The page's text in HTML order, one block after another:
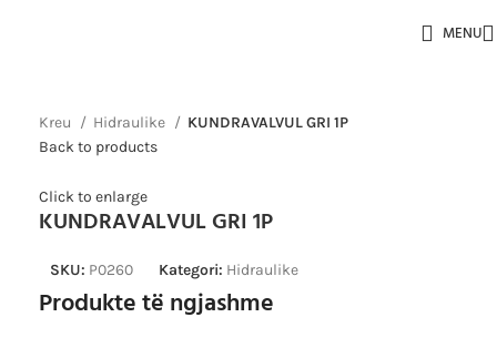
MENU
Kreu Hidraulike
KUNDRAVALVUL GRI 1P
Back to products
Click to enlarge
KUNDRAVALVUL GRI 1P
SKU: P0260 Kategori: Hidraulike
Produkte të ngjashme